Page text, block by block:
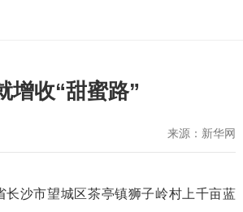
增收“甜蜜路”
来源： 新华网
长沙市望城区茶亭镇狮子岭村上千亩蓝